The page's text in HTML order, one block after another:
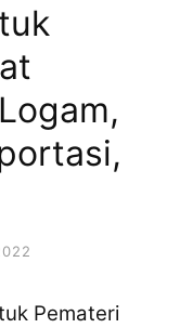
Pemateri